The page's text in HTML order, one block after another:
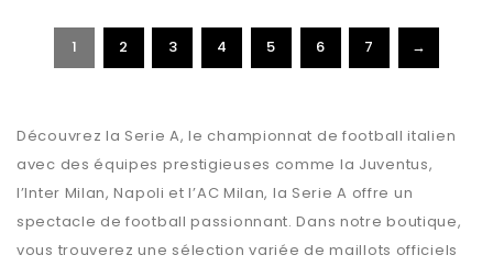
1 2 3 4 5 6 7 →
Découvrez la Serie A, le championnat de football italien
avec des équipes prestigieuses comme la Juventus,
l’Inter Milan, Napoli et l’AC Milan, la Serie A offre un
spectacle de football passionnant. Dans notre boutique,
vous trouverez une sélection variée de maillots officiels